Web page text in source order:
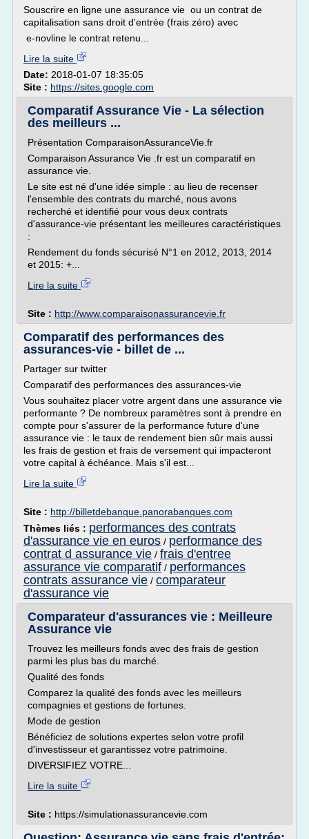
Souscrire en ligne une assurance vie ou un contrat de
capitalisation sans droit d'entrée (frais zéro) avec
e-novline le contrat retenu...
Lire la suite
Date: 2018-01-07 18:35:05
Site : https://sites.google.com
Comparatif Assurance Vie - La sélection
des meilleurs ...
Présentation ComparaisonAssuranceVie.fr
Comparaison Assurance Vie .fr est un comparatif en
assurance vie.
Le site est né d'une idée simple : au lieu de recenser
l'ensemble des contrats du marché, nous avons
recherché et identifié pour vous deux contrats
d'assurance-vie présentant les meilleures caractéristiques
:
Rendement du fonds sécurisé N°1 en 2012, 2013, 2014
et 2015: +...
Lire la suite
Site : http://www.comparaisonassurancevie.fr
Comparatif des performances des
assurances-vie - billet de ...
Partager sur twitter
Comparatif des performances des assurances-vie
Vous souhaitez placer votre argent dans une assurance vie
performante ? De nombreux paramètres sont à prendre en
compte pour s'assurer de la performance future d'une
assurance vie : le taux de rendement bien sûr mais aussi
les frais de gestion et frais de versement qui impacteront
votre capital à échéance. Mais s'il est...
Lire la suite
Site : http://billetdebanque.panorabanques.com
Thèmes liés : performances des contrats
d'assurance vie en euros / performance des
contrat d assurance vie / frais d'entree
assurance vie comparatif / performances
contrats assurance vie / comparateur
d'assurance vie
Comparateur d'assurances vie : Meilleure
Assurance vie
Trouvez les meilleurs fonds avec des frais de gestion
parmi les plus bas du marché.
Qualité des fonds
Comparez la qualité des fonds avec les meilleurs
compagnies et gestions de fortunes.
Mode de gestion
Bénéficiez de solutions expertes selon votre profil
d'investisseur et garantissez votre patrimoine.
DIVERSIFIEZ VOTRE...
Lire la suite
Site : https://simulationassurancevie.com